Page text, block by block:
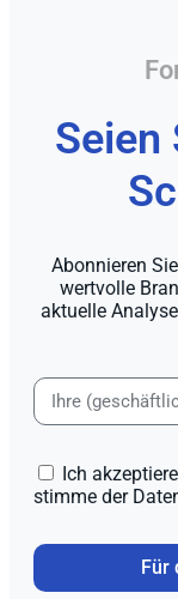
Seien
Abonnieren
wertvolle
aktuelle
Ich
stimme der
Für